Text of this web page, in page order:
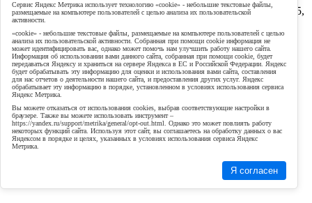
ЮА: 614077, Пермский край, город Пермь, ул. 1905 года, д.35,
офис 102
ИНН: 5906062502
ОГРН: 1055903343737
Карточка предприятия
Сервис Яндекс Метрика использует технологию «cookie» - небольшие текстовые файлы,
размещаемые на компьютере пользователей с целью анализа их пользовательской
активности.
«cookie» - небольшие текстовые файлы, размещаемые на компьютере пользователей с целью
анализа их пользовательской активности. Собранная при помощи cookie информация не
может идентифицировать вас, однако может помочь нам улучшить работу нашего сайта.
Информация об использовании вами данного сайта, собранная при помощи cookie, будет
передаваться Яндексу и храниться на сервере Яндекса в ЕС и Российской Федерации. Яндекс
будет обрабатывать эту информацию для оценки и использования вами сайта, составления
для нас отчетов о деятельности нашего сайта, и предоставления других услуг. Яндекс
обрабатывает эту информацию в порядке, установленном в условиях использования сервиса
Яндекс Метрика.
Вы можете отказаться от использования cookies, выбрав соответствующие настройки в
браузере. Также вы можете использовать инструмент –
https://yandex.ru/support/metrika/general/opt-out.html. Однако это может повлиять работу
некоторых функций сайта. Используя этот сайт, вы соглашаетесь на обработку данных о вас
Яндексом в порядке и целях, указанных в условиях использования сервиса Яндекс
Метрика.
Я согласен